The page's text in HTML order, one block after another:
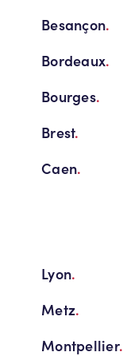
Besançon.
Bordeaux.
Bourges.
Brest.
Caen.
Lyon.
Metz.
Montpellier.